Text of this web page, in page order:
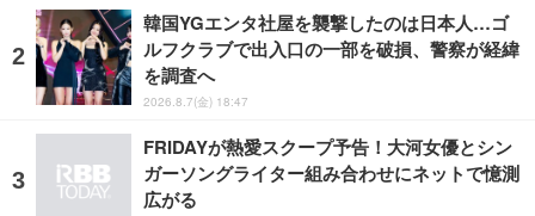
韓国YGエンタ社屋を襲撃したのは日本人…ゴ
ルフクラブで出入口の一部を破損、警察が経緯
を調査へ
2026.8.7(金) 18:47
FRIDAYが熱愛スクープ予告！大河女優とシン
ガーソングライター組み合わせにネットで憶測
広がる